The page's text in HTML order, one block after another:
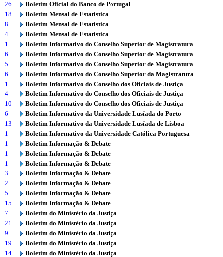
26
Boletim Oficial do Banco de Portugal
18
Boletim Mensal de Estatística
8
Boletim Mensal de Estatística
4
Boletim Mensal de Estatística
1
Boletim Informativo do Conselho Superior de Magistratura
6
Boletim Informativo do Conselho Superior de Magistratura
5
Boletim Informativo do Conselho Superior de Magistratura
6
Boletim Informativo do Conselho Superior da Magistratura
1
Boletim Informativo do Conselho dos Oficiais de Justiça
4
Boletim Informativo do Conselho dos Oficiais de Justiça
10
Boletim Informativo do Conselho dos Oficiais de Justiça
6
Boletim Informativo da Universidade Lusíada do Porto
13
Boletim Informativo da Universidade Lusíada de Lisboa
1
Boletim Informativo da Universidade Católica Portuguesa
1
Boletim Informação & Debate
1
Boletim Informação & Debate
1
Boletim Informação & Debate
3
Boletim Informação & Debate
2
Boletim Informação & Debate
5
Boletim Informação & Debate
15
Boletim Informação & Debate
7
Boletim do Ministério da Justiça
21
Boletim do Ministério da Justiça
9
Boletim do Ministério da Justiça
19
Boletim do Ministério da Justiça
14
Boletim do Ministério da Justiça